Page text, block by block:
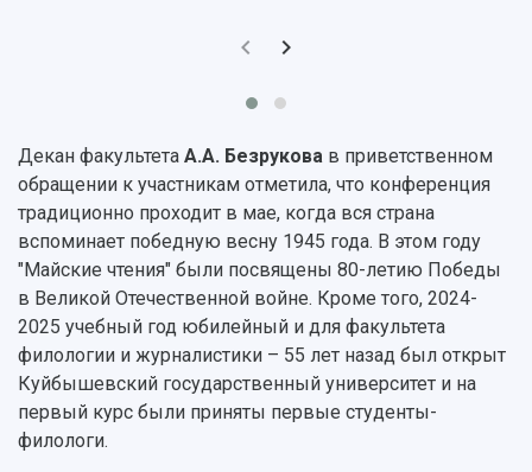
3D-тур по университету
Учебный аэродром
Центр истории авиационных двигателей
Ботанический сад
Умный дом бабочек
Международный межвузовский кампус
Сведения об образовательной организации
Официальные документы
Противодействие COVID-19
Научные конференции
Публикации и издания
Отчеты о проведенных конференциях
Декан факультета А.А. Безрукова в приветственном
обращении к участникам отметила, что конференция
традиционно проходит в мае, когда вся страна
вспоминает победную весну 1945 года. В этом году
"Майские чтения" были посвящены 80-летию Победы
в Великой Отечественной войне. Кроме того, 2024-
2025 учебный год юбилейный и для факультета
филологии и журналистики – 55 лет назад был открыт
Куйбышевский государственный университет и на
первый курс были приняты первые студенты-
филологи.